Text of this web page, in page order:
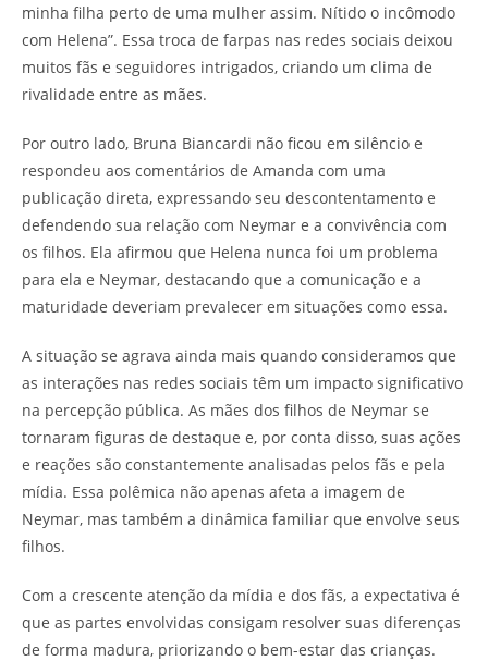
minha filha perto de uma mulher assim. Nítido o incômodo
com Helena”. Essa troca de farpas nas redes sociais deixou
muitos fãs e seguidores intrigados, criando um clima de
rivalidade entre as mães.
Por outro lado, Bruna Biancardi não ficou em silêncio e
respondeu aos comentários de Amanda com uma
publicação direta, expressando seu descontentamento e
defendendo sua relação com Neymar e a convivência com
os filhos. Ela afirmou que Helena nunca foi um problema
para ela e Neymar, destacando que a comunicação e a
maturidade deveriam prevalecer em situações como essa.
A situação se agrava ainda mais quando consideramos que
as interações nas redes sociais têm um impacto significativo
na percepção pública. As mães dos filhos de Neymar se
tornaram figuras de destaque e, por conta disso, suas ações
e reações são constantemente analisadas pelos fãs e pela
mídia. Essa polêmica não apenas afeta a imagem de
Neymar, mas também a dinâmica familiar que envolve seus
filhos.
Com a crescente atenção da mídia e dos fãs, a expectativa é
que as partes envolvidas consigam resolver suas diferenças
de forma madura, priorizando o bem-estar das crianças.